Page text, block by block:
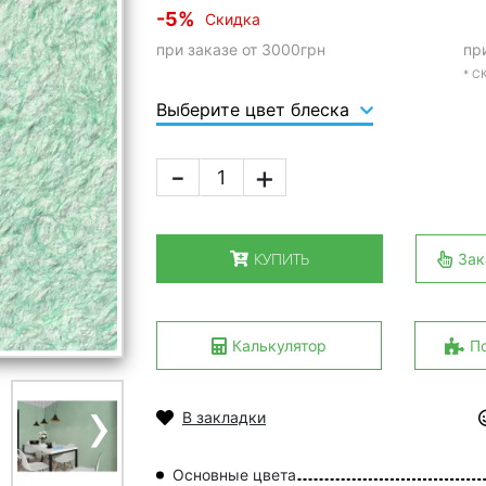
›
-5%
Скидка
при заказе от 3000грн
*
Выберите цвет блеска
- +
КУПИТЬ
Калькулятор
В закладки
Основные цвета